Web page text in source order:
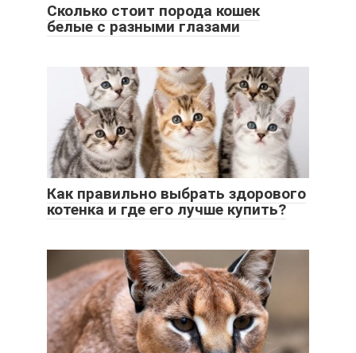
Сколько стоит порода кошек
белые с разными глазами
Как правильно выбрать здорового
котенка и где его лучше купить?